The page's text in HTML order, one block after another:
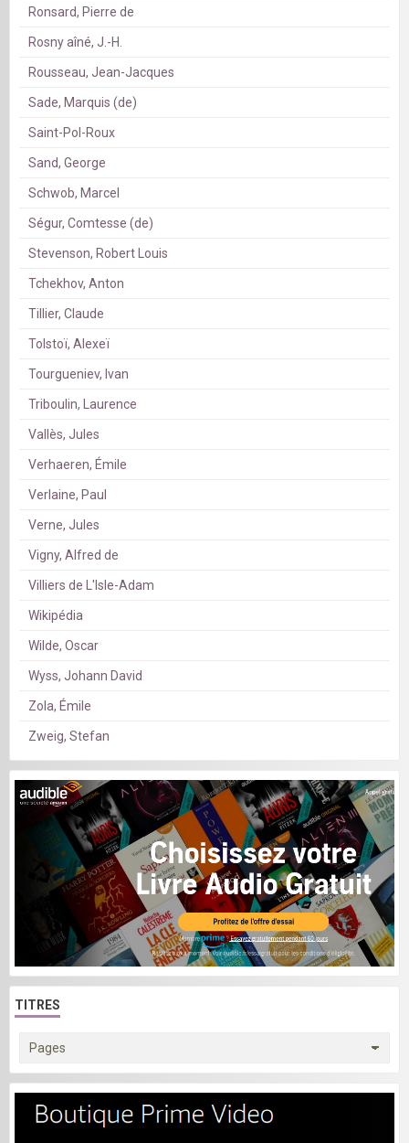
Ronsard, Pierre de
Rosny aîné, J.-H.
Rousseau, Jean-Jacques
Sade, Marquis (de)
Saint-Pol-Roux
Sand, George
Schwob, Marcel
Ségur, Comtesse (de)
Stevenson, Robert Louis
Tchekhov, Anton
Tillier, Claude
Tolstoï, Alexeï
Tourgueniev, Ivan
Triboulin, Laurence
Vallès, Jules
Verhaeren, Émile
Verlaine, Paul
Verne, Jules
Vigny, Alfred de
Villiers de L'Isle-Adam
Wikipédia
Wilde, Oscar
Wyss, Johann David
Zola, Émile
Zweig, Stefan
TITRES